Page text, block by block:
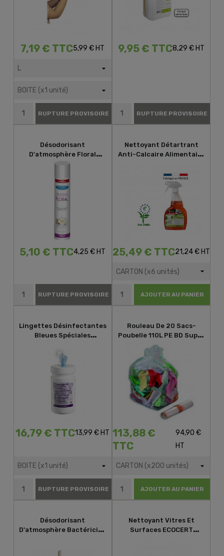
7,19 € TTC5,99 € HT
RUPTURE PROVISOIRE
9,95 € TTC8,29 € HT
RUPTURE PROVISOIRE
Désodorisant
D'atmosphère Floral
COLDIS 750ml
5,10 € TTC4,25 € HT
RUPTURE PROVISOIRE
Nettoyant Détartrant
Anti-Calcaire Alimentaire
25,49 € TTC21,24 € HT
AJOUTER AU PANIER
Lingettes Désinfectantes
Bleues Spéciales
16,79 € TTC13,99 € HT
RUPTURE PROVISOIRE
Rouleau De 20 Sacs-
Poubelle 110L PE BD Super
Renforcé Transparent
113,88 €
TTC
94,90 €
HT
AJOUTER AU PANIER
Désodorisant
D'atmosphère Bactéricide
Nettoyant Vitres Et
Surfaces ECOCERT